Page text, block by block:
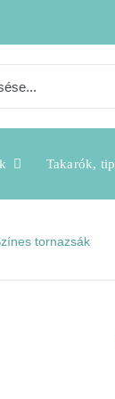
Takarók,
tornazsák